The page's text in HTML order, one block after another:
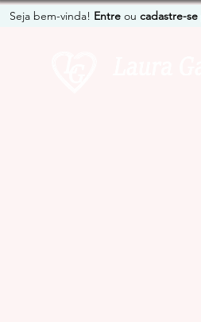
Seja bem-vinda! Entre ou cadastre-se